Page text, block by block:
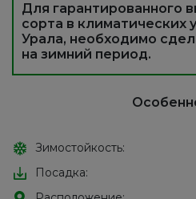
Для гарантированного
сорта в климатических
Урала, необходимо
на зимний период.
Зимостойкость:
Посадка: